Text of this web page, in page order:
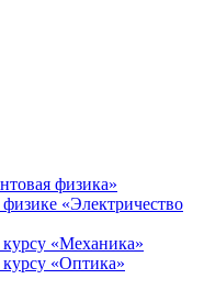
физика»
«Электричество
«Механика»
«Оптика»